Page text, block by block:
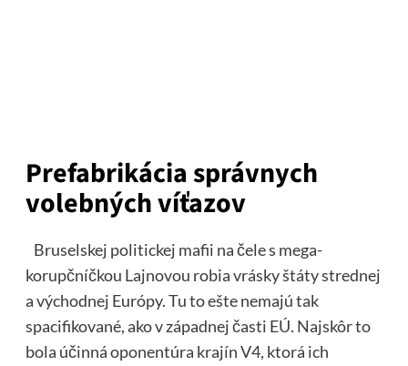
Prefabrikácia správnych
volebných víťazov
Bruselskej politickej mafii na čele s mega-
korupčníčkou Lajnovou robia vrásky štáty strednej
a východnej Európy. Tu to ešte nemajú tak
spacifikované, ako v západnej časti EÚ. Najskôr to
bola účinná oponentúra krajín V4, ktorá ich